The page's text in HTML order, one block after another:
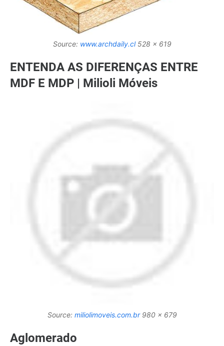
Source: www.archdaily.cl528 x 619
ENTENDA AS DIFERENÇAS ENTRE
MDF E MDP | Milioli Móveis
Source: miliolimoveis.com.br980 x 679
Aglomerado